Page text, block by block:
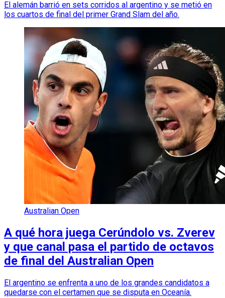
El alemán barrió en sets corridos al argentino y se metió en
los cuartos de final del primer Grand Slam del año.
Australian Open
A qué hora juega Cerúndolo vs. Zverev
y que canal pasa el partido de octavos
de final del Australian Open
El argentino se enfrenta a uno de los grandes candidatos a
quedarse con el certamen que se disputa en Oceanía.